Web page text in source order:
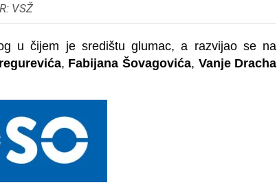
VSŽ
u čijem je središtu glumac, a razvijao se na
, Fabijana Šovagovića, Vanje Dracha